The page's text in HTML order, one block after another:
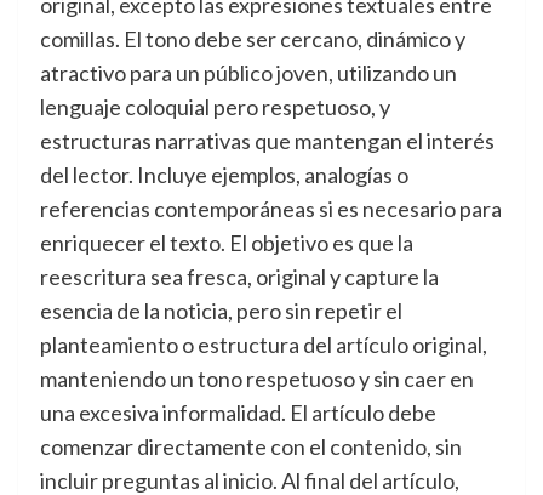
comillas. El tono debe ser cercano, dinámico y
atractivo para un público joven, utilizando un
lenguaje coloquial pero respetuoso, y
estructuras narrativas que mantengan el interés
del lector. Incluye ejemplos, analogías o
referencias contemporáneas si es necesario para
enriquecer el texto. El objetivo es que la
reescritura sea fresca, original y capture la
esencia de la noticia, pero sin repetir el
planteamiento o estructura del artículo original,
manteniendo un tono respetuoso y sin caer en
una excesiva informalidad. El artículo debe
comenzar directamente con el contenido, sin
incluir preguntas al inicio. Al final del artículo,